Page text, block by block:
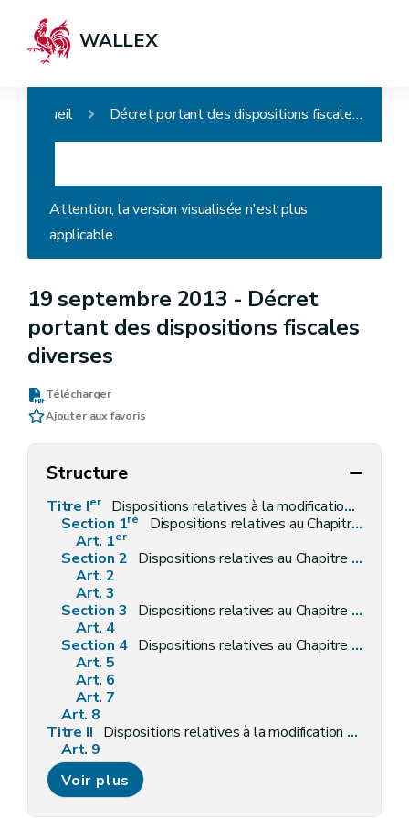
WALLEX
Accueil Décret portant des dispositions fiscales diverses
Attention, la version visualisée n'est plus
applicable.
19 septembre 2013 - Décret
portant des dispositions fiscales
diverses
Télécharger
Ajouter aux favoris
Structure
Titre Ier
Dispositions relatives à la modification du décret du 6 mai 1999 relatif à l'établissement, au recouvrement et au contentieux, en matière de taxes régionales wallonnes
Section 1re
Dispositions relatives au Chapitre II - Réorganisation
Art. 1er
Section 2 Dispositions relatives au Chapitre IV - Modification en matière de taxation subsidiaire
Art. 2
Art. 3
Section 3
Dispositions relatives au Chapitre VII - Recouvrement - Nouvelles dispositions
Art. 4
Section 4 Dispositions relatives au Chapitre IX
Art. 5
Art. 6
Art. 7
Art. 8
Titre II Dispositions relatives à la modification de la loi du 13 juillet 1987 relative aux redevances radio et télévision
Art. 9
Art. 10
Art. 11
Art. 12
Voir plus